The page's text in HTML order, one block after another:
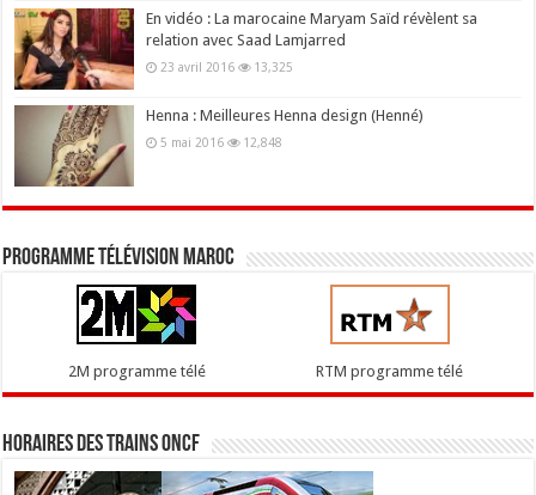
En vidéo : La marocaine Maryam Saïd révèlent sa
relation avec Saad Lamjarred
23 avril 2016 13,325
Henna : Meilleures Henna design (Henné)
5 mai 2016 12,848
Programme télévision maroc
2M programme télé RTM programme télé
Horaires des trains ONCF